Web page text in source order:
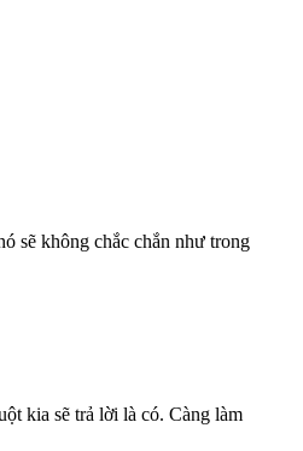
sẽ không chắc chắn như trong
kia sẽ trả lời là có. Càng làm